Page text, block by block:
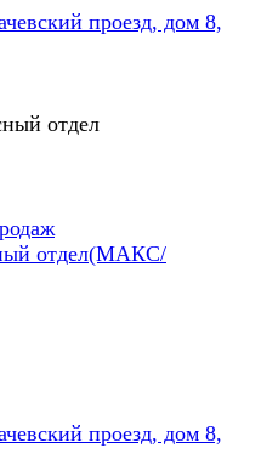
проезд, дом 8,
отдел
отдел(МАКС/
проезд, дом 8,